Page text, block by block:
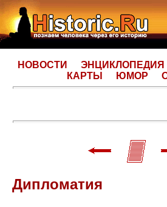
НОВОСТИ ЭНЦИКЛОПЕДИЯ
КАРТЫ
ЮМОР
Дипломатия